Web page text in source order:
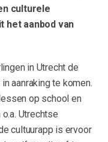
culturele
het aanbod van
in Utrecht de
aanraking te komen.
op school en
o.a. Utrechtse
cultuurapp is ervoor